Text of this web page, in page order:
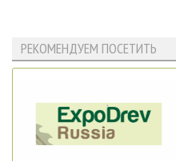
РЕКОМЕНДУЕМ ПОСЕТИТЬ